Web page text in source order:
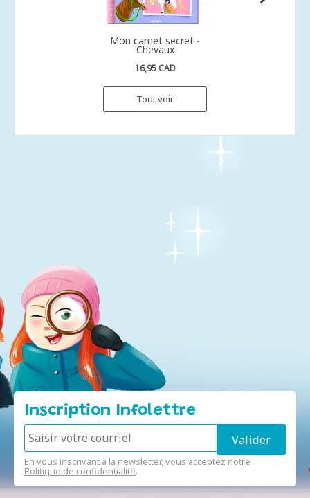
Mon carnet secret -
Chevaux
16,95 CAD
Tout voir
Inscription Infolettre
En vous inscrivant à la newsletter, vous acceptez notre
Politique de confidentialité.